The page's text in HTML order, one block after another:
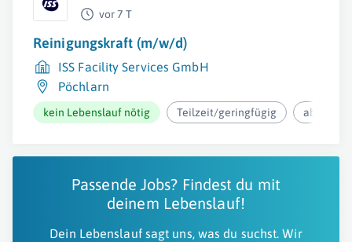
vor 7 T
Reinigungskraft (m/w/d)
ISS Facility Services GmbH
Pöchlarn
kein Lebenslauf nötig Teilzeit/geringfügig ab
Passende Jobs? Findest du mit
deinem Lebenslauf!
Dein Lebenslauf sagt uns, was du suchst. Wir